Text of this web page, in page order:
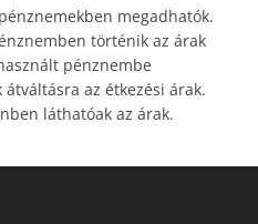
megadhatók.
történik az árak
pénznembe
az étkezési árak.
láthatóak az árak.